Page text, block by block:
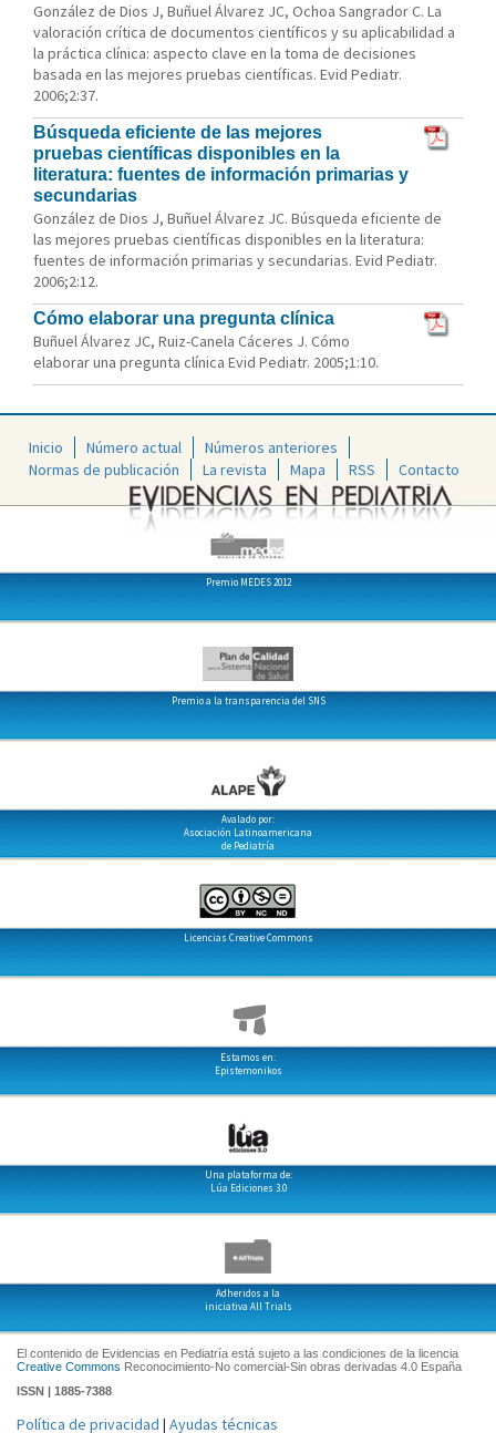
González de Dios J, Buñuel Álvarez JC, Ochoa Sangrador C. La
valoración crítica de documentos científicos y su aplicabilidad a
la práctica clínica: aspecto clave en la toma de decisiones
basada en las mejores pruebas científicas. Evid Pediatr.
2006;2:37.
Búsqueda eficiente de las mejores
pruebas científicas disponibles en la
literatura: fuentes de información primarias y
secundarias
González de Dios J, Buñuel Álvarez JC. Búsqueda eficiente de
las mejores pruebas científicas disponibles en la literatura:
fuentes de información primarias y secundarias. Evid Pediatr.
2006;2:12.
Cómo elaborar una pregunta clínica
Buñuel Álvarez JC, Ruiz-Canela Cáceres J. Cómo
elaborar una pregunta clínica Evid Pediatr. 2005;1:10.
Inicio Número actual
Números anteriores
Normas de publicación
La revista Mapa RSS Contacto
Premio MEDES 2012
Premio a la transparencia del SNS
Avalado por:
Asociación Latinoamericana
de Pediatría
Licencias Creative Commons
Estamos en:
Epistemonikos
Una plataforma de:
Lúa Ediciones 3.0
Adheridos a la
iniciativa All Trials
El contenido de Evidencias en Pediatría está sujeto a las condiciones de la licencia
Creative Commons Reconocimiento-No comercial-Sin obras derivadas 4.0 España
ISSN | 1885-7388
Política de privacidad | Ayudas técnicas